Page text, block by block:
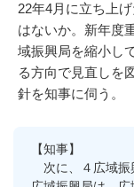
22年4月に立ち上
はないか。新年度
域振興局を縮小し
る方向で見直しを
針を知事に伺う。
【知事】
次に、４広域振